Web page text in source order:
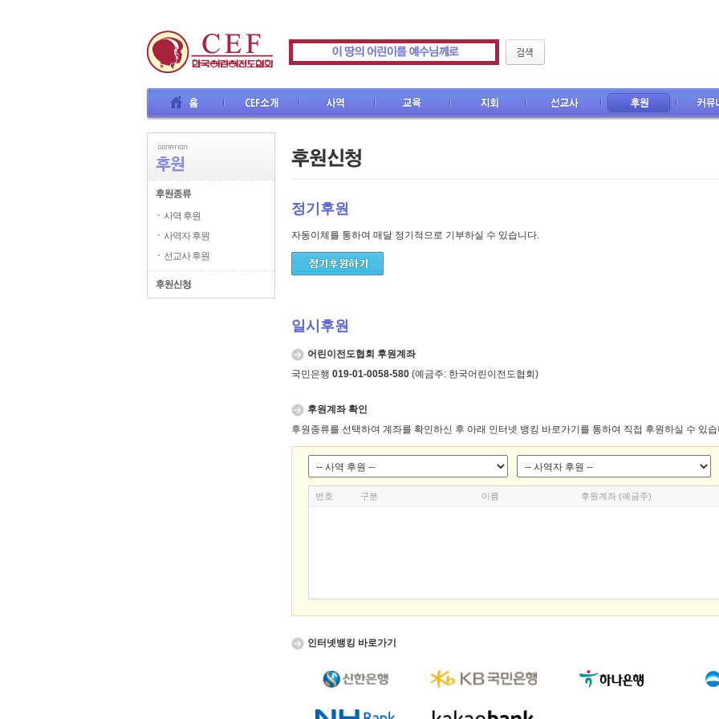
CEF소개 교육 지회 선교사 후원 커뮤니티
사역 후원
사역자 후원
선교사 후원
정기후원
자동이체를 통하여 매달 정기적으로 기부하실 수 있습니다.
일시후원
어린이전도협회 후원계좌
국민은행 019-01-0058-580 (예금주: 한국어린이전도협회)
후원계좌 확인
후원종류를 선택하여 계좌를 확인하신 후 아래 인터넷 뱅킹 바로가기를 통하여 직접 후원하실 수 있
번호 구분 이름 후원계좌 (예금주)
인터넷뱅킹 바로가기